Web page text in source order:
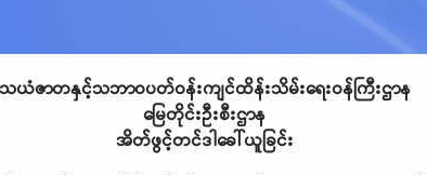
သယံဇာတနှင့်သဘာဝပတ်ဝန်းကျင်ထိန်းသိမ်းရေးဝန်ကြီးဌာန
မြေတိုင်းဦးစီးဌာန
အိတ်ဖွင့်တင်ဒါခေါ်ယူခြင်း